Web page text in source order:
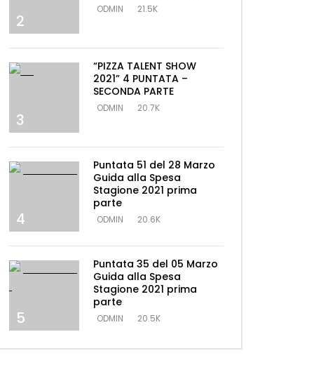
2
ODMIN 21.5K
3
“PIZZA TALENT SHOW
2021” 4 PUNTATA –
SECONDA PARTE
ODMIN 20.7K
4
Puntata 51 del 28 Marzo
Guida alla Spesa
Stagione 2021 prima
parte
ODMIN 20.6K
5
Puntata 35 del 05 Marzo
Guida alla Spesa
Stagione 2021 prima
parte
ODMIN 20.5K